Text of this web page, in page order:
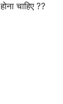
चाहिए ??